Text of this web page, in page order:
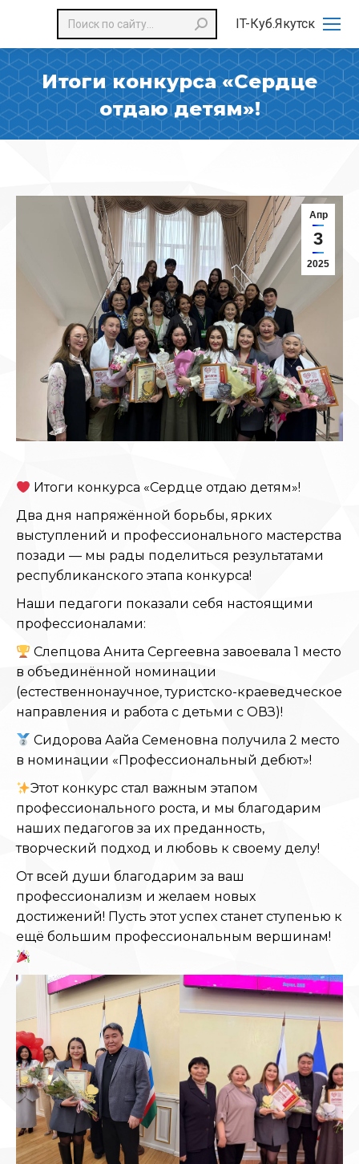
IT-Куб.Якутск
Поиск:
Итоги конкурса «Сердце
отдаю детям»!
Апр
3
2025
Итоги конкурса «Сердце отдаю детям»!
Два дня напряжённой борьбы, ярких
выступлений и профессионального мастерства
позади — мы рады поделиться результатами
республиканского этапа конкурса!
Наши педагоги показали себя настоящими
профессионалами:
Слепцова Анита Сергеевна завоевала 1 место
в объединённой номинации
(естественнонаучное, туристско-краеведческое
направления и работа с детьми с ОВЗ)!
Сидорова Аайа Семеновна получила 2 место
в номинации «Профессиональный дебют»!
Этот конкурс стал важным этапом
профессионального роста, и мы благодарим
наших педагогов за их преданность,
творческий подход и любовь к своему делу!
От всей души благодарим за ваш
профессионализм и желаем новых
достижений! Пусть этот успех станет ступенью к
ещё большим профессиональным вершинам!